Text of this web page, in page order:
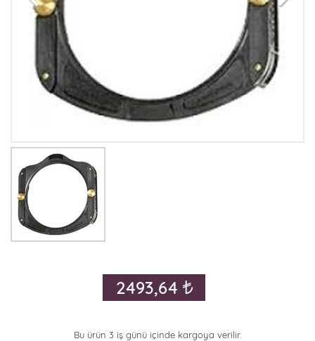
2493,64
Bu ürün 3 iş günü içinde kargoya verilir.